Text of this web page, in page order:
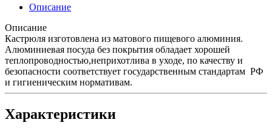
Описание
Описание
Кастрюля изготовлена из матового пищевого алюминия.
Алюминиевая посуда без покрытия обладает хорошей
теплопроводностью,неприхотлива в уходе, по качеству и
безопасности соответствует государственным стандартам РФ
и гигиеническим нормативам.
Характеристики